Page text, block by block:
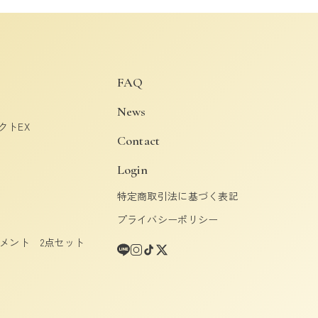
トEX
ント 2点セット
FAQ
News
Contact
Login
特定商取引法に基づく表記
プライバシーポリシー